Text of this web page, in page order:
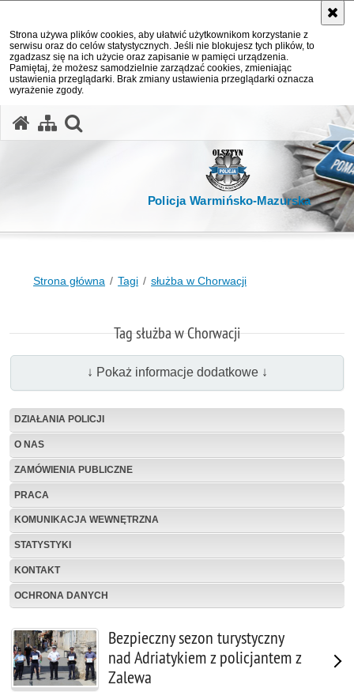
Strona używa plików cookies, aby ułatwić użytkownikom korzystanie z
serwisu oraz do celów statystycznych. Jeśli nie blokujesz tych plików, to
zgadzasz się na ich użycie oraz zapisanie w pamięci urządzenia.
Pamiętaj, że możesz samodzielnie zarządzać cookies, zmieniając
ustawienia przeglądarki. Brak zmiany ustawienia przeglądarki oznacza
wyrażenie zgody.
Policja Warmińsko-Mazurska
Strona główna Tagi służba w Chorwacji
Tag służba w Chorwacji
↓ Pokaż informacje dodatkowe ↓
DZIAŁANIA POLICJI
O NAS
ZAMÓWIENIA PUBLICZNE
PRACA
KOMUNIKACJA WEWNĘTRZNA
STATYSTYKI
KONTAKT
OCHRONA DANYCH
Bezpieczny sezon turystyczny
nad Adriatykiem z policjantem z
Zalewa